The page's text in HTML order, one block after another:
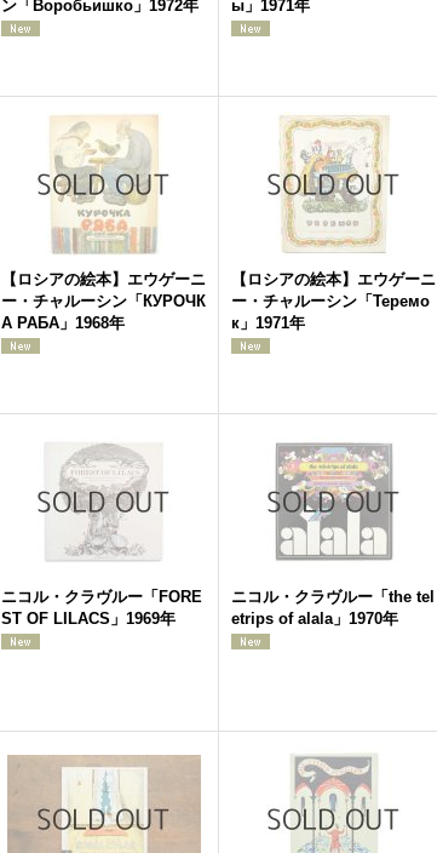
ン「Воробьишко」1972年
ы」1971年
【ロシアの絵本】エウゲーニ
ー・チャルーシン「КУРОЧК
А РАБА」1968年
【ロシアの絵本】エウゲーニ
ー・チャルーシン「Теремо
к」1971年
ニコル・クラヴルー「FORE
ST OF LILACS」1969年
ニコル・クラヴルー「the tel
etrips of alala」1970年